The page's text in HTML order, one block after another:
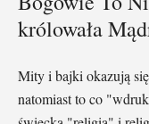
królowała
Mity i bajki okazują
natomiast to co